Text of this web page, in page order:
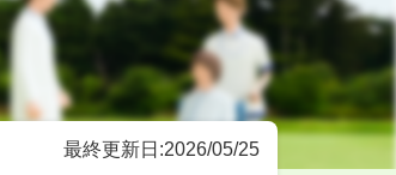
最終更新日:2026/05/25